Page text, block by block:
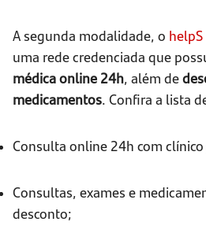
A segunda modalidade, o
uma rede credenciada que
médica online 24h, além de
medicamentos. Confira a lista
Consulta online 24h com
Consultas, exames e
desconto;